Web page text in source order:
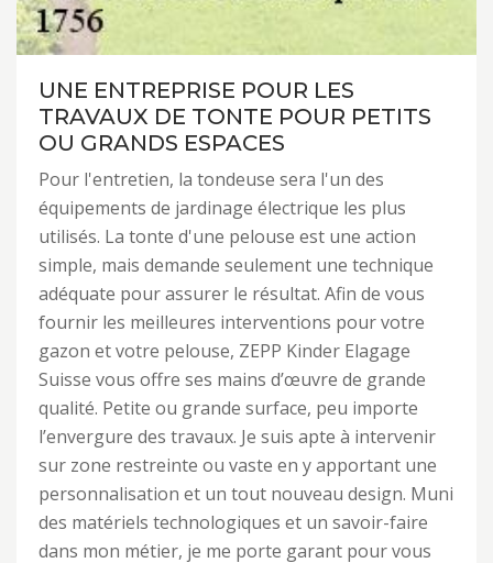
UNE ENTREPRISE POUR LES
TRAVAUX DE TONTE POUR PETITS
OU GRANDS ESPACES
Pour l'entretien, la tondeuse sera l'un des
équipements de jardinage électrique les plus
utilisés. La tonte d'une pelouse est une action
simple, mais demande seulement une technique
adéquate pour assurer le résultat. Afin de vous
fournir les meilleures interventions pour votre
gazon et votre pelouse, ZEPP Kinder Elagage
Suisse vous offre ses mains d’œuvre de grande
qualité. Petite ou grande surface, peu importe
l’envergure des travaux. Je suis apte à intervenir
sur zone restreinte ou vaste en y apportant une
personnalisation et un tout nouveau design. Muni
des matériels technologiques et un savoir-faire
dans mon métier, je me porte garant pour vous